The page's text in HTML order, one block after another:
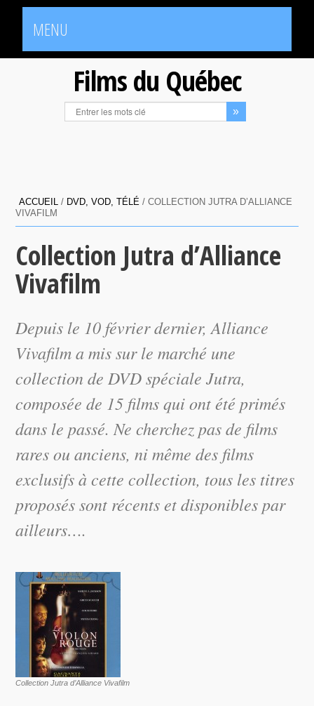
MENU
Films du Québec
ACCUEIL / DVD, VOD, TÉLÉ /COLLECTION JUTRA D’ALLIANCE
VIVAFILM
Collection Jutra d’Alliance
Vivafilm
Depuis le 10 février dernier, Alliance
Vivafilm a mis sur le marché une
collection de DVD spéciale Jutra,
composée de 15 films qui ont été primés
dans le passé. Ne cherchez pas de films
rares ou anciens, ni même des films
exclusifs à cette collection, tous les titres
proposés sont récents et disponibles par
ailleurs….
Collection Jutra d’Alliance Vivafilm